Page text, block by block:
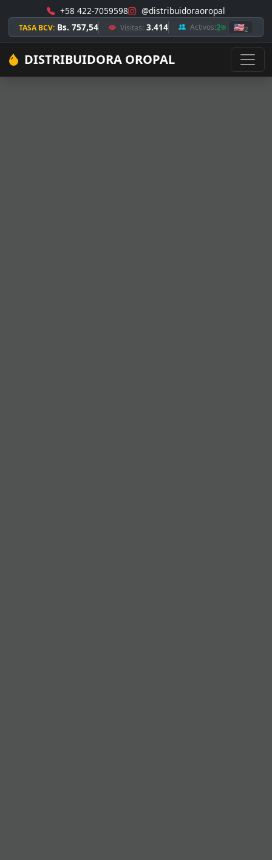
+58 422-7059598 @distribuidoraoropal
TASA BCV: Bs. 757,54 Visitas: 3.414 Activos:2 🇺🇸2
DISTRIBUIDORA OROPAL